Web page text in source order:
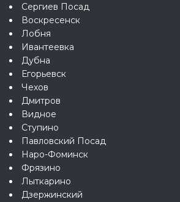
Сергиев Посад
Воскресенск
Лобня
Ивантеевка
Дубна
Егорьевск
Чехов
Дмитров
Видное
Ступино
Павловский Посад
Наро-Фоминск
Фрязино
Лыткарино
Дзержинский